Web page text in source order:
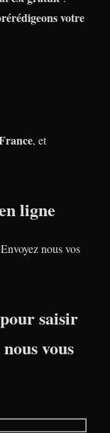
votre
, et
ligne
nous vos
saisir
vous